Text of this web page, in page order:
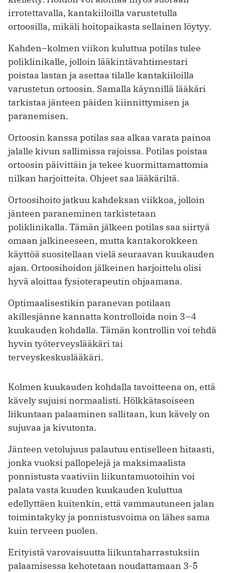
irrotettavalla, kantakiiloilla varustetulla
ortoosilla, mikäli hoitopaikasta sellainen löytyy.
Kahden–kolmen viikon kuluttua potilas tulee
poliklinikalle, jolloin lääkintävahtimestari
poistaa lastan ja asettaa tilalle kantakiiloilla
varustetun ortoosin. Samalla käynnillä lääkäri
tarkistaa jänteen päiden kiinnittymisen ja
paranemisen.
Ortoosin kanssa potilas saa alkaa varata painoa
jalalle kivun sallimissa rajoissa. Potilas poistaa
ortoosin päivittäin ja tekee kuormittamattomia
nilkan harjoitteita. Ohjeet saa lääkäriltä.
Ortoosihoito jatkuu kahdeksan viikkoa, jolloin
jänteen paraneminen tarkistetaan
poliklinikalla. Tämän jälkeen potilas saa siirtyä
omaan jalkineeseen, mutta kantakorokkeen
käyttöä suositellaan vielä seuraavan kuukauden
ajan. Ortoosihoidon jälkeinen harjoittelu olisi
hyvä aloittaa fysioterapeutin ohjaamana.
Optimaalisestikin paranevan potilaan
akillesjänne kannatta kontrolloida noin 3–4
kuukauden kohdalla. Tämän kontrollin voi tehdä
hyvin työterveyslääkäri tai
terveyskeskuslääkäri.
Kolmen kuukauden kohdalla tavoitteena on, että
kävely sujuisi normaalisti. Hölkkätasoiseen
liikuntaan palaaminen sallitaan, kun kävely on
sujuvaa ja kivutonta.
Jänteen vetolujuus palautuu entiselleen hitaasti,
jonka vuoksi pallopelejä ja maksimaalista
ponnistusta vaativiin liikuntamuotoihin voi
palata vasta kuuden kuukauden kuluttua
edellyttäen kuitenkin, että vammautuneen jalan
toimintakyky ja ponnistusvoima on lähes sama
kuin terveen puolen.
Erityistä varovaisuutta liikuntaharrastuksiin
palaamisessa kehotetaan noudattamaan 3-5